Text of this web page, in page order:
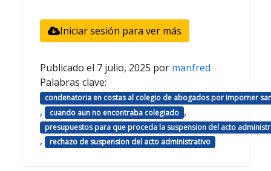
Iniciar sesión para ver más
Publicado el 7 julio, 2025 por manfred
Palabras clave:
condenatoria en costas al colegio de abogados por imporner
, cuando aun no encontraba colegiado ,
presupuestos para que proceda la suspension del acto
, rechazo de suspension del acto administrativo